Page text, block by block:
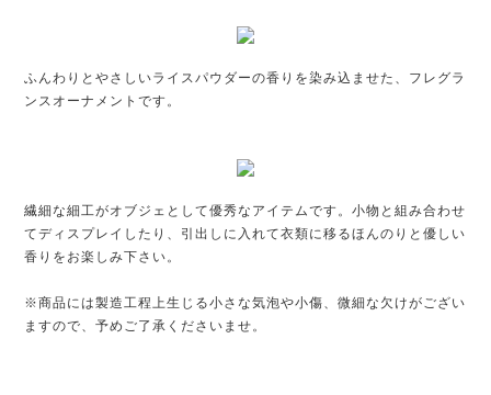
ふんわりとやさしいライスパウダーの香りを染み込ませた、フレグラ
ンスオーナメントです。
繊細な細工がオブジェとして優秀なアイテムです。小物と組み合わせ
てディスプレイしたり、引出しに入れて衣類に移るほんのりと優しい
香りをお楽しみ下さい。
※商品には製造工程上生じる小さな気泡や小傷、微細な欠けがござい
ますので、予めご了承くださいませ。